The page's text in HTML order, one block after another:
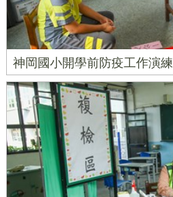
神岡國小開學前防疫工作演練